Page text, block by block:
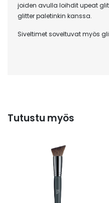
joiden avulla loihdit upeat
glitter paletinkin kanssa.
Siveltimet soveltuvat myös
Tutustu myös